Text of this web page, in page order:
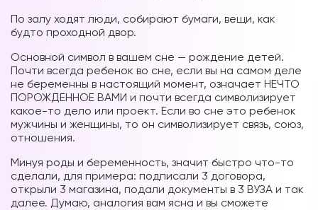
По залу ходят люди, собирают бумаги, вещи, как
будто проходной двор.
Основной символ в вашем сне — рождение детей.
Почти всегда ребенок во сне, если вы на самом деле
не беременны в настоящий момент, означает НЕЧТО
ПОРОЖДЕННОЕ ВАМИ и почти всегда символизирует
какое-то дело или проект. Если во сне это ребенок
мужчины и женщины, то он символизирует связь, союз,
отношения.
Минуя роды и беременность, значит быстро что-то
сделали, для примера: подписали 3 договора,
открыли 3 магазина, подали документы в 3 ВУЗА и так
далее. Думаю, аналогия вам ясна и вы сможете